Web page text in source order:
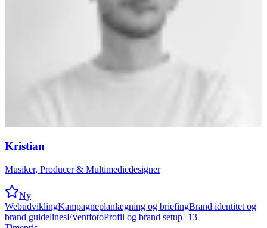
Kristian
Musiker, Producer & Multimediedesigner
Ny
WebudviklingKampagneplanlægning og briefingBrand identitet og
brand guidelinesEventfotoProfil og brand setup+13